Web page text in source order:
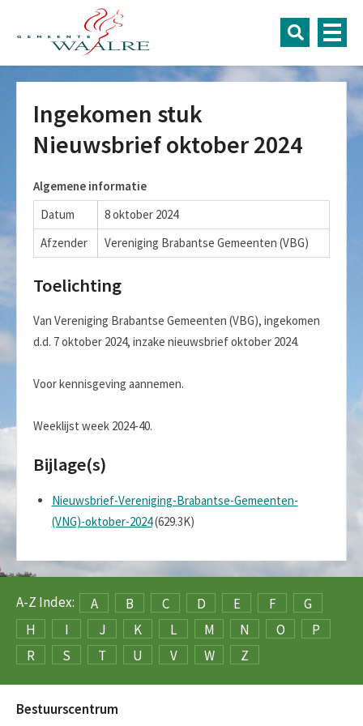
Ingekomen stuk
Nieuwsbrief oktober 2024
Algemene informatie
Datum
8 oktober 2024
Afzender
Vereniging Brabantse Gemeenten (VBG)
Toelichting
Van Vereniging Brabantse Gemeenten (VBG), ingekomen
d.d. 7 oktober 2024, inzake nieuwsbrief oktober 2024.
Voor kennisgeving aannemen.
Weeklijst week 2024-40.
Bijlage(s)
Nieuwsbrief-Vereniging-Brabantse-Gemeenten-
(VNG)-oktober-2024(629.3K)
A-Z Index: A B C D E F
G
H
I J K L M N O
P
R
S T U V W Z
Bestuurscentrum